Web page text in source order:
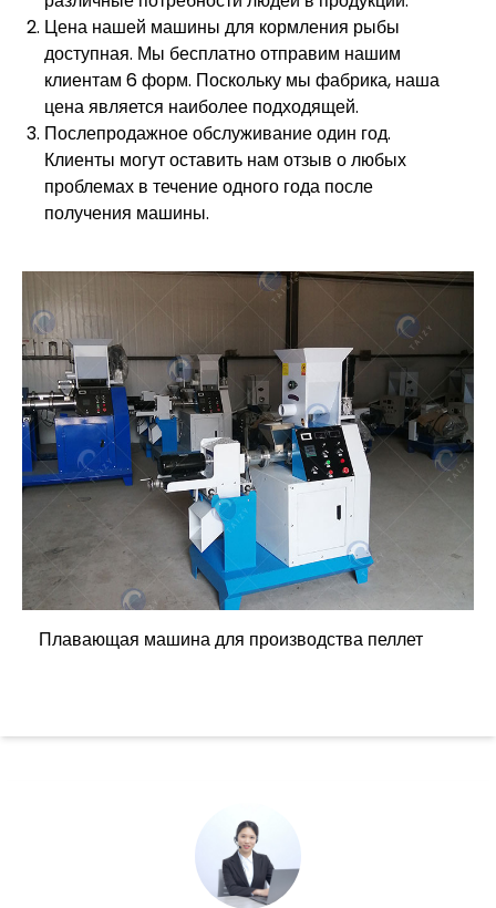
Цена нашей машины для кормления рыбы
доступная. Мы бесплатно отправим нашим
клиентам 6 форм. Поскольку мы фабрика, наша
цена является наиболее подходящей.
Послепродажное обслуживание один год.
Клиенты могут оставить нам отзыв о любых
проблемах в течение одного года после
получения машины.
Плавающая машина для производства пеллет